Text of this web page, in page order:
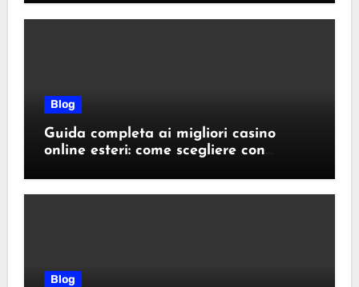
Blog
Guida completa ai migliori casino
online esteri: come scegliere con
Blog